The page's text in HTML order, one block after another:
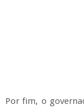
Por fim, o